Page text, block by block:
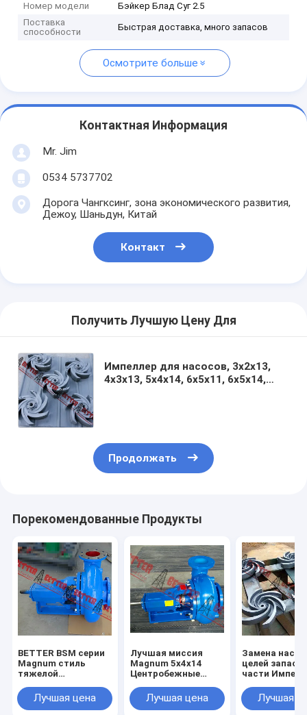
Номер модели
Бэйкер Блад Суг 2.5
Поставка
способности
Быстрая доставка, много запасов
Осмотрите больше
Контактная Информация
Mr. Jim
0534 5737702
Дорога Чангксинг, зона экономического развития,
Дежоу, Шаньдун, Китай
Контакт
Получить Лучшую Цену Для
Импеллер для насосов, 3x2x13,
4x3x13, 5x4x14, 6x5x11, 6x5x14,
Продолжать
Порекомендованные Продукты
BETTER BSM серии
Magnum стиль
тяжелой
центробежной
насос
Лучшая цена
Лучшая миссия
Magnum 5x4x14
Центробежные
сливочных отходов
завершены
Лучшая цена
Замена
целей
части
3x2x13,
5x4x14,
Лучшая